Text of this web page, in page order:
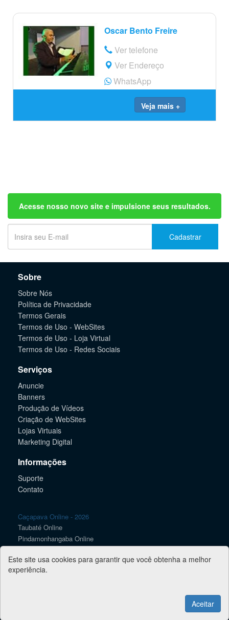
Este site usa cookies para garantir que você obtenha a melhor
experiência.
Aceitar
Oscar Bento Freire
Ver telefone
Ver Endereço
WhatsApp
Veja mais +
Acesse nosso novo site e impulsione seus resultados.
Cadastrar
Sobre
Sobre Nós
Política de Privacidade
Termos Gerais
Termos de Uso - WebSites
Termos de Uso - Loja Virtual
Termos de Uso - Redes Sociais
Serviços
Anuncie
Banners
Produção de Vídeos
Criação de WebSites
Lojas Virtuais
Marketing Digital
Informações
Suporte
Contato
Caçapava Online - 2026
Taubaté Online
Pindamonhangaba Online
Lorena Online
Guaratinguetá Online
SJC Online